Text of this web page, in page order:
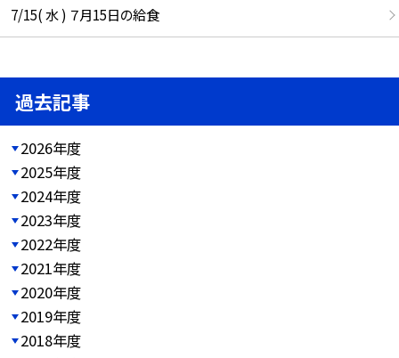
7/15( 水 ) ７月15日の給食
過去記事
2026年度
2025年度
2024年度
2023年度
2022年度
2021年度
2020年度
2019年度
2018年度